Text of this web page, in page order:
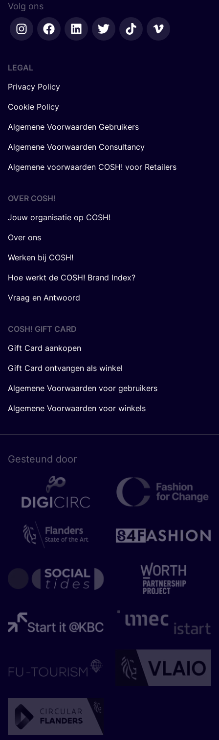
Volg ons
LEGAL
Privacy Policy
Cookie Policy
Algemene Voorwaarden Gebruikers
Algemene Voorwaarden Consultancy
Algemene voorwaarden COSH! voor Retailers
OVER COSH!
Jouw organisatie op COSH!
Over ons
Werken bij COSH!
Hoe werkt de COSH! Brand Index?
Vraag en Antwoord
COSH! GIFT CARD
Gift Card aankopen
Gift Card ontvangen als winkel
Algemene Voorwaarden voor gebruikers
Algemene Voorwaarden voor winkels
Gesteund door